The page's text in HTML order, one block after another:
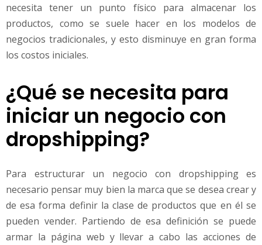
necesita tener un punto físico para almacenar los
productos, como se suele hacer en los modelos de
negocios tradicionales, y esto disminuye en gran forma
los costos iniciales.
¿Qué se necesita para
iniciar un negocio con
dropshipping?
Para estructurar un negocio con dropshipping es
necesario pensar muy bien la marca que se desea crear y
de esa forma definir la clase de productos que en él se
pueden vender. Partiendo de esa definición se puede
armar la página web y llevar a cabo las acciones de